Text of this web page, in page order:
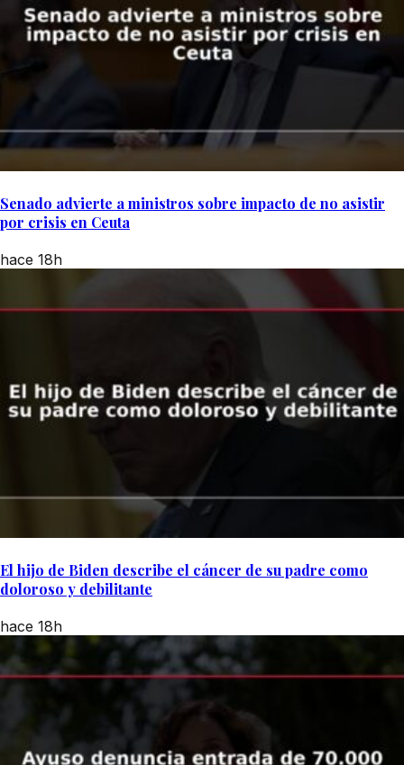
Senado advierte a ministros sobre impacto de no asistir
por crisis en Ceuta
hace 18h
El hijo de Biden describe el cáncer de su padre como
doloroso y debilitante
hace 18h